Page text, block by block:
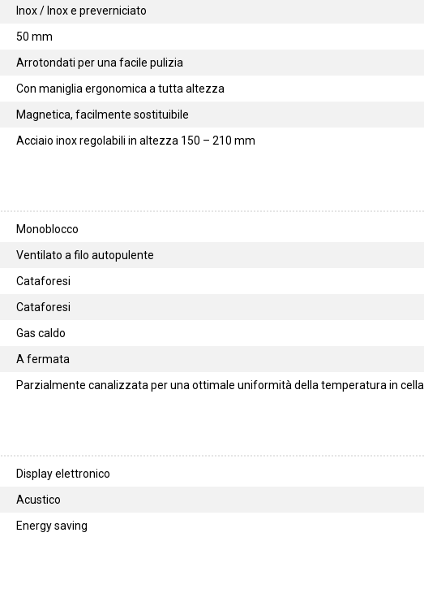
Inox / Inox e preverniciato
50 mm
Arrotondati per una facile pulizia
Con maniglia ergonomica a tutta altezza
Magnetica, facilmente sostituibile
Acciaio inox regolabili in altezza 150 – 210 mm
Monoblocco
Ventilato a filo autopulente
Cataforesi
Cataforesi
Gas caldo
A fermata
Parzialmente canalizzata per una ottimale uniformità della temperatura in cella
Display elettronico
Acustico
Energy saving